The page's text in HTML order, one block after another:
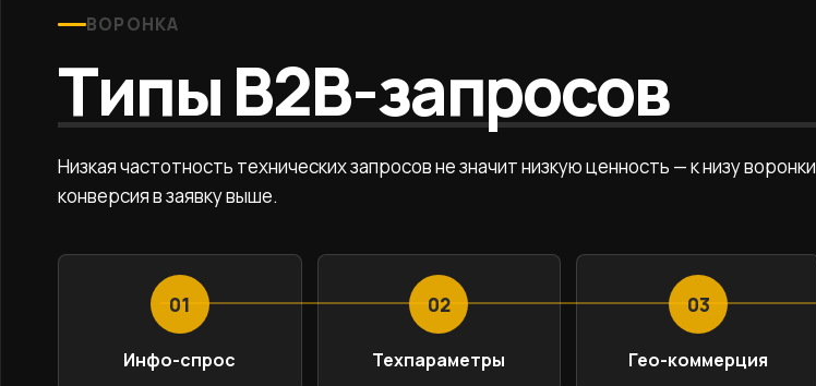
ВОРОНКА
Типы B2B-запросов
Низкая частотность технических запросов не значит низкую ценность — к низу воронки
конверсия в заявку выше.
01
Инфо-спрос
02
Техпараметры
03
Гео-коммерция